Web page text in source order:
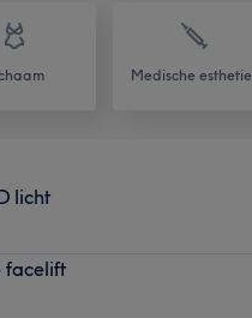
Medische
licht
facelift